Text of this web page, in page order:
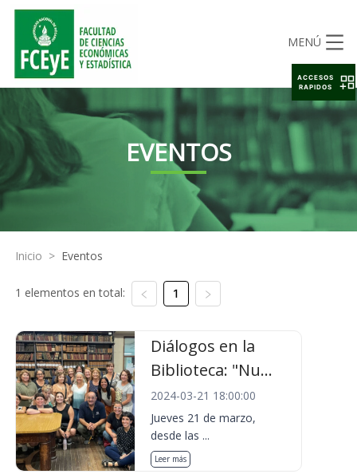
MENÚ
EVENTOS
Inicio > Eventos
1 elementos en total: 1
Diálogos en la
Biblioteca: "Nu...
2024-03-21 18:00:00
Jueves 21 de marzo,
desde las ...
Leer más
ACCESOS
RAPIDOS